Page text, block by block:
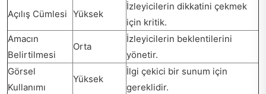
Açılış Cümlesi Yüksek
İzleyicilerin dikkatini çekmek
için kritik.
Amacın
Belirtilmesi
Orta
İzleyicilerin beklentilerini
yönetir.
Görsel
Kullanımı
Yüksek
İlgi çekici bir sunum için
gereklidir.